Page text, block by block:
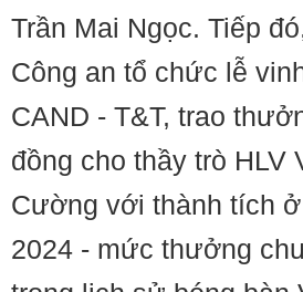
Trần Mai Ngọc. Tiếp
Công an tổ chức lễ
CAND - T&T, trao
đồng cho thầy trò HLV
Cường với thành tích
2024 - mức thưởng